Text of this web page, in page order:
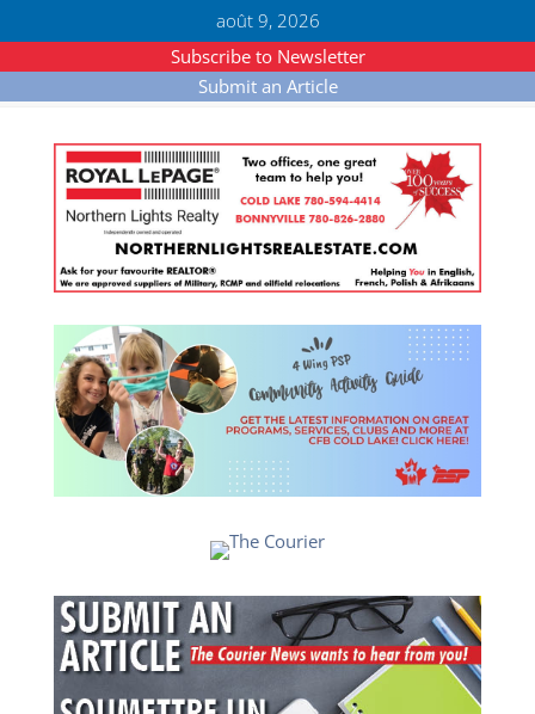
août 9, 2026
Subscribe to Newsletter
Submit an Article